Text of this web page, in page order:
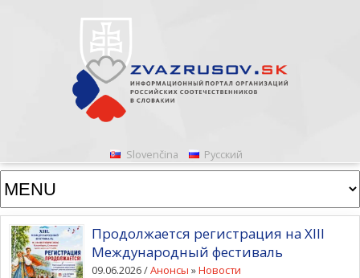
Slovenčina Русский
Продолжается регистрация на XIII
Международный фестиваль
09.06.2026 /Анонсы »Новости